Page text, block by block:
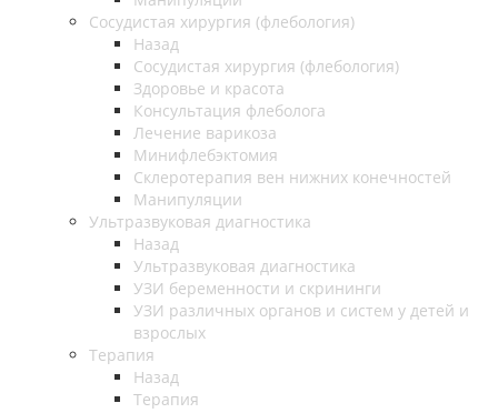
Cосудистая хирургия (флебология)
Назад
Cосудистая хирургия (флебология)
Здоровье и красота
Консультация флеболога
Лечение варикоза
Минифлебэктомия
Склеротерапия вен нижних конечностей
Манипуляции
Ультразвуковая диагностика
Назад
Ультразвуковая диагностика
УЗИ беременности и скрининги
УЗИ различных органов и систем у детей и
взрослых
Терапия
Назад
Терапия